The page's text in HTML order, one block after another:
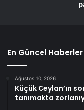
En Güncel Haberler
Ağustos 10, 2026
Küçük Ceylan’ın
tanımakta